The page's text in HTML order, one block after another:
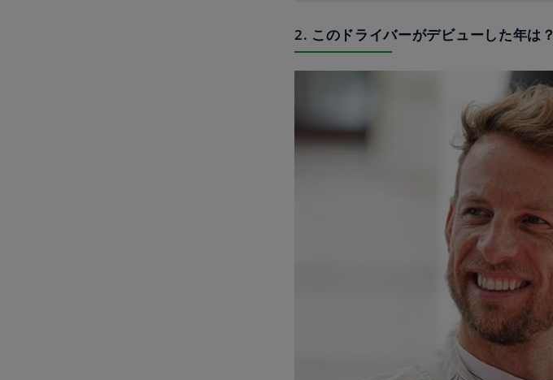
2. このドライバーがデビューした年は？